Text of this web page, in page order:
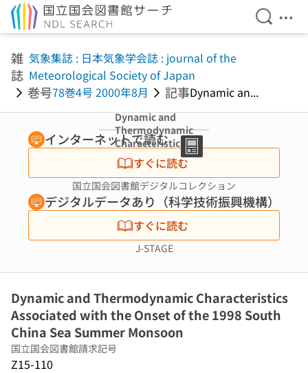
検索を
メ
雑
誌
気象集誌 : 日本気象学会誌 : journal of the
Meteorological Society of Japan
巻号78巻4号 2000年8月 記事Dynamic an...
Dynamic and
Thermodynamic
Characteristics
Associated with
the Onset of the
1998 South
China Sea
Summer
Monsoon
インターネットで読む
すぐに読む
国立国会図書館デジタルコレクション
デジタルデータあり（科学技術振興機構）
すぐに読む
J-STAGE
Dynamic and Thermodynamic Characteristics
Associated with the Onset of the 1998 South
China Sea Summer Monsoon
国立国会図書館請求記号
Z15-110